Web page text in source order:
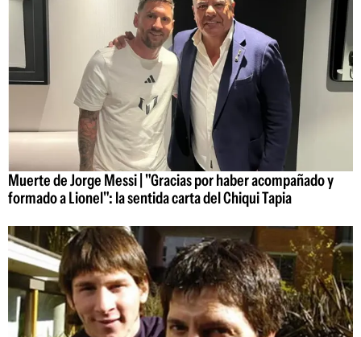
Muerte de Jorge Messi | "Gracias por haber acompañado y
formado a Lionel": la sentida carta del Chiqui Tapia